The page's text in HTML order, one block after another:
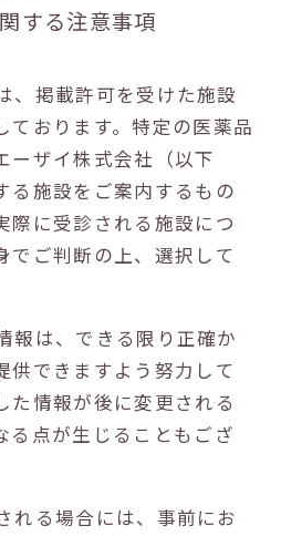
する注意事項
、掲載許可を受けた施設
ております。特定の医薬品
ーザイ株式会社（以下
る施設をご案内するもの
際に受診される施設につ
でご判断の上、選択して
報は、できる限り正確か
供できますよう努力して
た情報が後に変更される
る点が生じることもござ
れる場合には、事前にお